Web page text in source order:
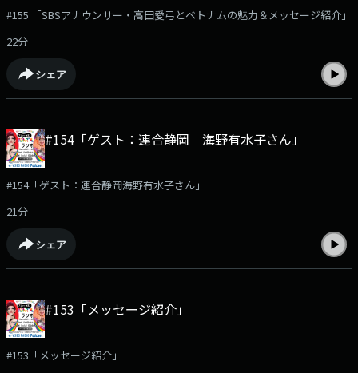
#155 「SBSアナウンサー・高田愛弓とベトナムの魅力＆メッセージ紹介」
22分
シェア
#154「ゲスト：連合静岡 海野有水子さん」
#154「ゲスト：連合静岡海野有水子さん」
21分
シェア
#153「メッセージ紹介」
#153「メッセージ紹介」